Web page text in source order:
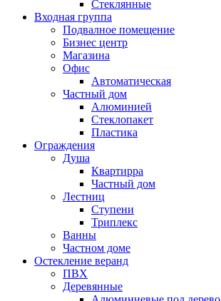
Стеклянные
Входная группа
Подвалное помещение
Бизнес центр
Магазина
Офис
Автоматическая
Частный дом
Алюминией
Стеклопакет
Пластика
Ограждения
Душа
Квартирра
Частный дом
Лестниц
Ступени
Триплекс
Ванны
Частном доме
Остекление веранд
ПВХ
Деревянные